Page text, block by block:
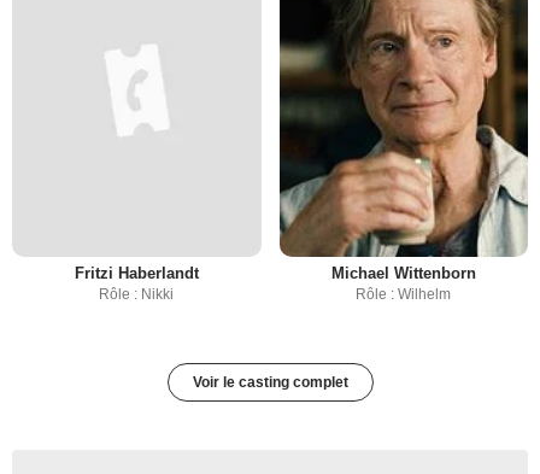
Fritzi Haberlandt
Rôle : Nikki
Michael Wittenborn
Rôle : Wilhelm
Voir le casting complet